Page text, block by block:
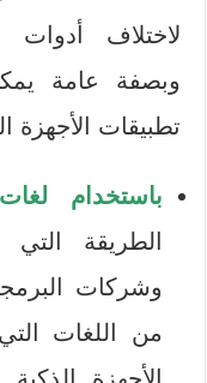
لاختلاف أدوات
وبصفة عامة
تطبيقات الأجهزة
باستخدام
الطريقة التي
وشركات
من اللغات